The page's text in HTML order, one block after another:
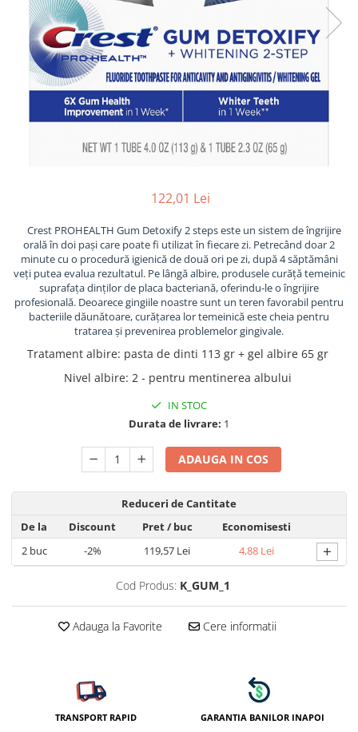
122,01 Lei
Crest PROHEALTH Gum Detoxify 2 steps este un sistem de îngrijire
orală în doi pași care poate fi utilizat în fiecare zi. Petrecând doar 2
minute cu o procedură igienică de două ori pe zi, după 4 săptămâni
veți putea evalua rezultatul. Pe lângă albire, produsele curăță temeinic
suprafața dinților de placa bacteriană, oferindu-le o îngrijire
profesională. Deoarece gingiile noastre sunt un teren favorabil pentru
bacteriile dăunătoare, curățarea lor temeinică este cheia pentru
tratarea și prevenirea problemelor gingivale.
Tratament albire: pasta de dinti 113 gr + gel albire 65 gr
Nivel albire: 2 - pentru mentinerea albului
IN STOC
Durata de livrare: 1
ADAUGA IN COS
Reduceri de Cantitate
De la
Discount Pret/ buc
Economisesti
2buc -2% 119,57 Lei 4,88 Lei +
Cod Produs: K_GUM_1
Adauga la Favorite Cere informatii
TRANSPORT RAPID GARANTIA BANILOR INAPOI